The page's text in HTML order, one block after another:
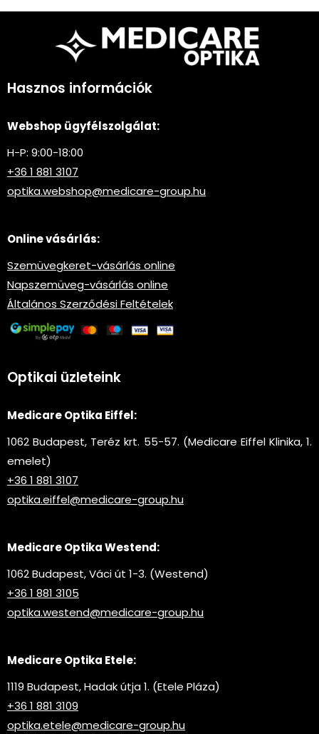
Hasznos információk
Webshop ügyfélszolgálat:
H-P: 9:00-18:00
+36 1 881 3107
optika.webshop@medicare-group.hu
Online vásárlás:
Szemüvegkeret-vásárlás online
Napszemüveg-vásárlás online
Általános Szerződési Feltételek
Optikai üzleteink
Medicare Optika Eiffel:
1062 Budapest, Teréz krt. 55-57. (Medicare Eiffel Klinika, 1.
emelet)
+36 1 881 3107
optika.eiffel@medicare-group.hu
Medicare Optika Westend:
1062 Budapest, Váci út 1-3. (Westend)
+36 1 881 3105
optika.westend@medicare-group.hu
Medicare Optika Etele:
1119 Budapest, Hadak útja 1. (Etele Pláza)
+36 1 881 3109
optika.etele@medicare-group.hu